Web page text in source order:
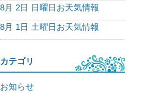
8月 2日 日曜日お天気情報
8月 1日 土曜日お天気情報
カテゴリ
お知らせ